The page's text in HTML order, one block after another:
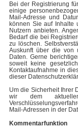
Bei der Registrierung
einige
Mail-Adresse und
können Sie auf Inhalte
Nutzern anbieten.
Bedarf die bei
zu löschen.
Auskunft über die von
Daten. Gerne
soweit keine
Kontaktaufnahme in
dieser
Um die Sicherheit Ihrer
wir dem
Mail-Adressen in der
Kommentarfunktion